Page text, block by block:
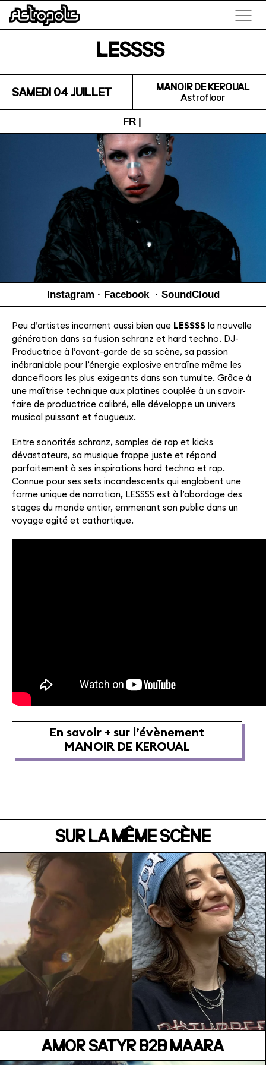
LESSSS
SAMEDI 04 JUILLET
MANOIR DE KEROUAL
Astrofloor
FR |
Instagram · Facebook· SoundCloud
Peu d’artistes incarnent aussi bien que LESSSS la nouvelle
génération dans sa fusion schranz et hard techno. DJ-
Productrice à l’avant-garde de sa scène, sa passion
inébranlable pour l’énergie explosive entraîne même les
dancefloors les plus exigeants dans son tumulte. Grâce à
une maîtrise technique aux platines couplée à un savoir-
faire de productrice calibré, elle développe un univers
musical puissant et fougueux.
Entre sonorités schranz, samples de rap et kicks
dévastateurs, sa musique frappe juste et répond
parfaitement à ses inspirations hard techno et rap.
Connue pour ses sets incandescents qui englobent une
forme unique de narration, LESSSS est à l’abordage des
stages du monde entier, emmenant son public dans un
voyage agité et cathartique.
En savoir + sur l’évènement
MANOIR DE KEROUAL
SUR LA MÊME SCÈNE
MANOIR DE KEROUAL
AMOR SATYR B2B MAARA
MANOIR DE KEROUAL
Samedi 04 juillet